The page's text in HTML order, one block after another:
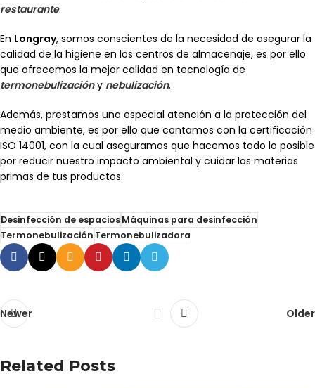
restaurante.
En Longray, somos conscientes de la necesidad de asegurar la
calidad de la higiene en los centros de almacenaje, es por ello
que ofrecemos la mejor calidad en tecnología de
termonebulizacióny nebulización.
Además, prestamos una especial atención a la protección del
medio ambiente, es por ello que contamos con la certificación
ISO 14001, con la cual aseguramos que hacemos todo lo posible
por reducir nuestro impacto ambiental y cuidar las materias
primas de tus productos.
Desinfección de espaciosMáquinas para desinfección
TermonebulizaciónTermonebulizadora
Newer Older
Related Posts